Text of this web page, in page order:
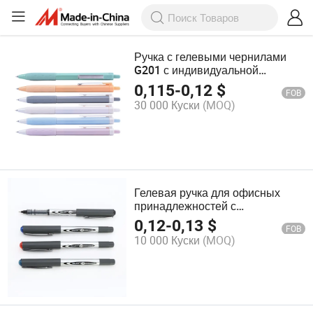
Ручка с гелевыми чернилами
G201 с индивидуальной
печатью, быстро сохнущие
чернила
0,115-0,12 $ FOB
30 000 Куски (MOQ)
Гелевая ручка для офисных
принадлежностей с
быстросохнущими чернилами,
роликовая ручка, различные
наконечники, ассорти чернил,
0,12-0,13 $ FOB
10 000 Куски (MOQ)